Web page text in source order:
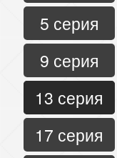
5 серия
9 серия
13 серия
17 серия